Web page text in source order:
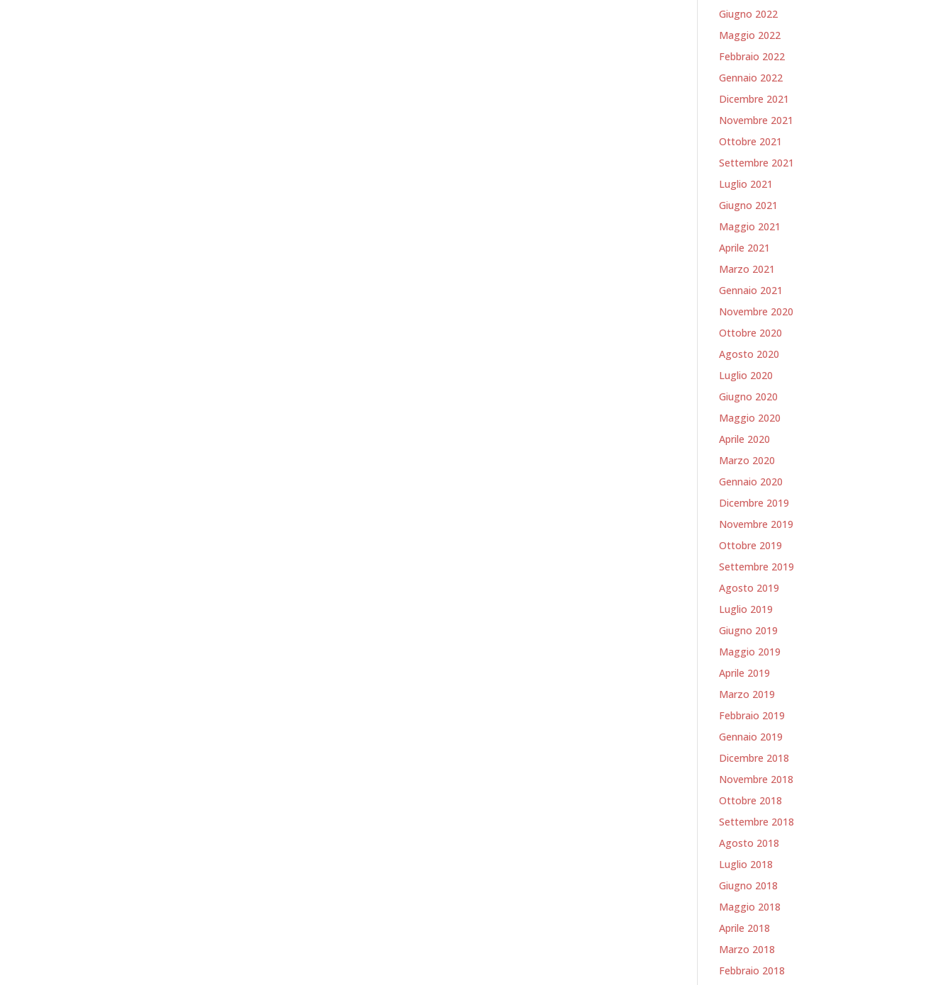
Giugno 2022
Maggio 2022
Febbraio 2022
Gennaio 2022
Dicembre 2021
Novembre 2021
Ottobre 2021
Settembre 2021
Luglio 2021
Giugno 2021
Maggio 2021
Aprile 2021
Marzo 2021
Gennaio 2021
Novembre 2020
Ottobre 2020
Agosto 2020
Luglio 2020
Giugno 2020
Maggio 2020
Aprile 2020
Marzo 2020
Gennaio 2020
Dicembre 2019
Novembre 2019
Ottobre 2019
Settembre 2019
Agosto 2019
Luglio 2019
Giugno 2019
Maggio 2019
Aprile 2019
Marzo 2019
Febbraio 2019
Gennaio 2019
Dicembre 2018
Novembre 2018
Ottobre 2018
Settembre 2018
Agosto 2018
Luglio 2018
Giugno 2018
Maggio 2018
Aprile 2018
Marzo 2018
Febbraio 2018